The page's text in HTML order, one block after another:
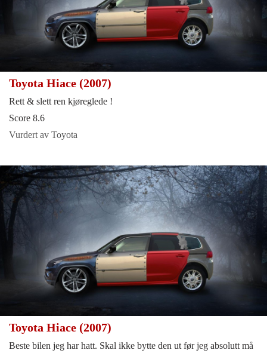
Toyota Hiace (2007)
Rett & slett ren kjøreglede !
Score 8.6
Vurdert av Toyota
Toyota Hiace (2007)
Beste bilen jeg har hatt. Skal ikke bytte den ut før jeg absolutt må